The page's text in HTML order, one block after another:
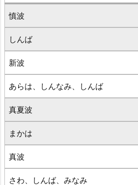
慎波
しんば
新波
あらは、しんなみ、しんば
真夏波
まかは
真波
さわ、しんば、みなみ